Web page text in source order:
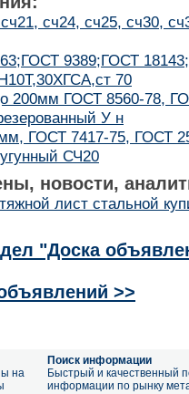
сч24, сч25, сч30,
9389;ГОСТ
70
200мм ГОСТ 8560-78,
У н
ГОСТ 7417-75, ГОСТ
СЧ20
новости,
лист стальной
"Доска
>>
на
Поиск информации
Быстрый и качественный
информации по рынку